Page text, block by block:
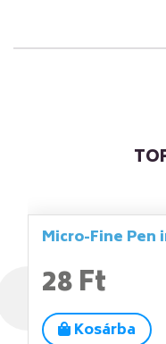
Micro-Fine Pen
28 Ft
Kosárba